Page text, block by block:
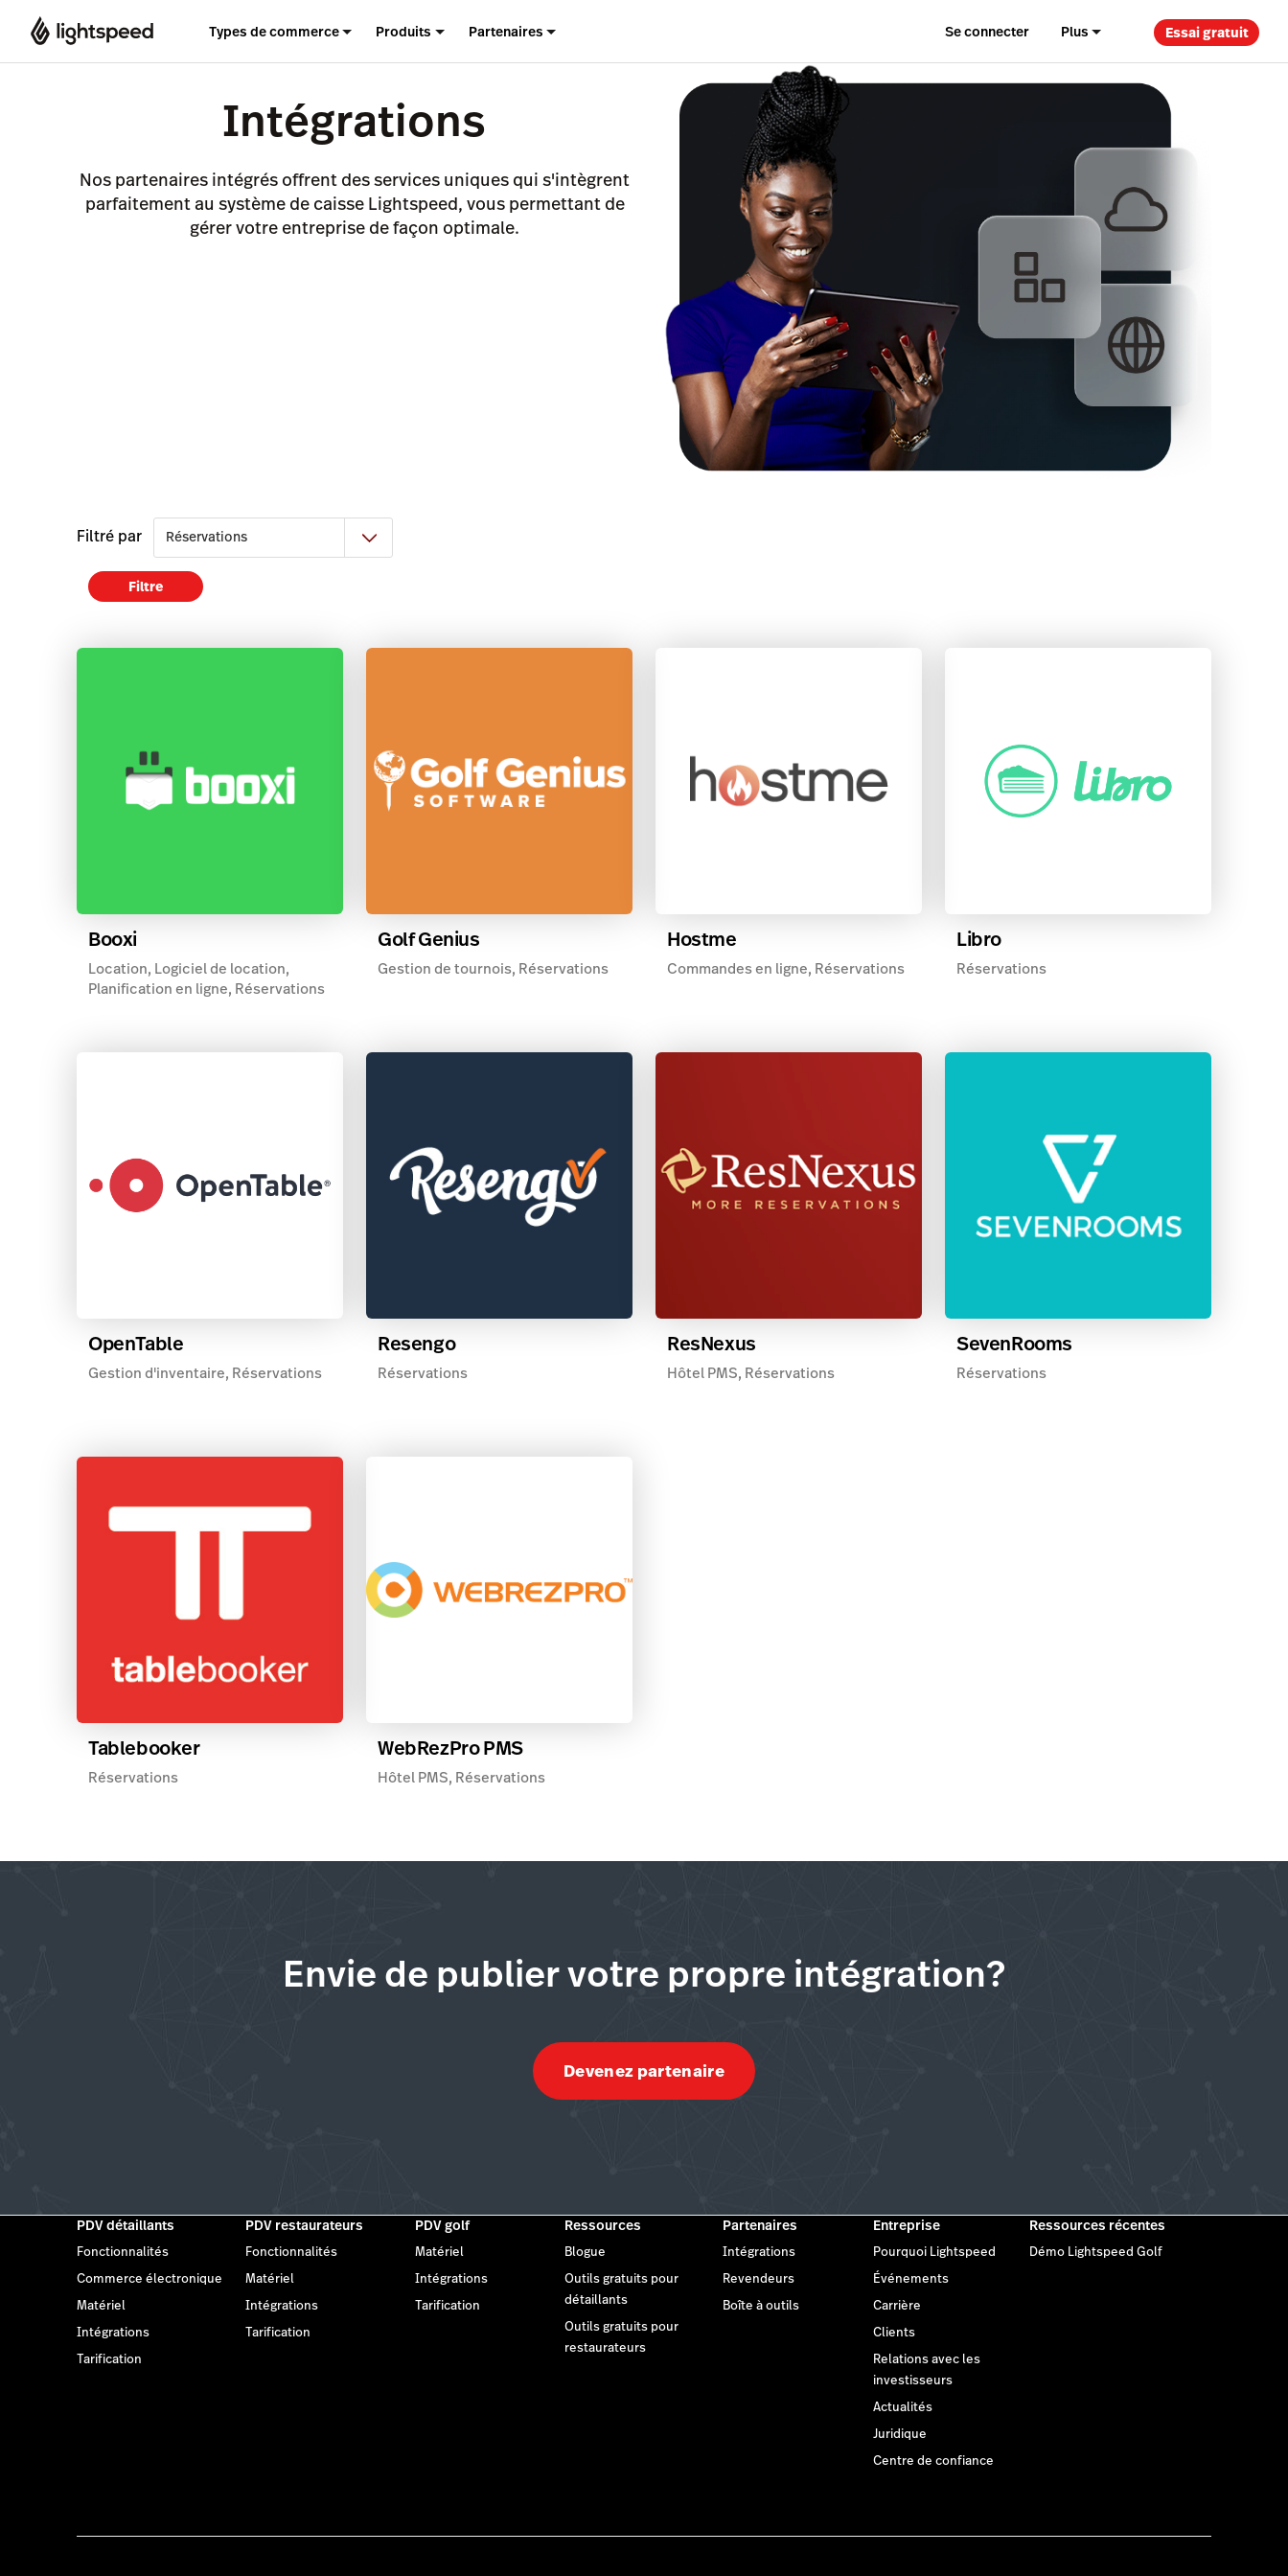
Types de commerce Produits Partenaires Se connecter Plus Essai gratuit
Intégrations
Nos partenaires intégrés offrent des services uniques qui s'intègrent
parfaitement au système de caisse Lightspeed, vous permettant de
gérer votre entreprise de façon optimale.
Filtré par
Filtre
Booxi
Location, Logiciel de location,
Planification en ligne, Réservations
Golf Genius
Gestion de tournois, Réservations
Hostme
Commandes en ligne, Réservations
Libro
Réservations
OpenTable
Gestion d'inventaire, Réservations
Resengo
Réservations
ResNexus
Hôtel PMS, Réservations
SevenRooms
Réservations
Tablebooker
Réservations
WebRezPro PMS
Hôtel PMS, Réservations
Envie de publier votre propre intégration?
Devenez partenaire
PDV détaillants
Fonctionnalités
Commerce électronique
Matériel
Intégrations
Tarification
PDV restaurateurs
Fonctionnalités
Matériel
Intégrations
Tarification
PDV golf
Matériel
Intégrations
Tarification
Ressources
Blogue
Outils gratuits pour
détaillants
Outils gratuits pour
restaurateurs
Partenaires
Intégrations
Revendeurs
Boîte à outils
Entreprise
Pourquoi Lightspeed
Événements
Carrière
Clients
Relations avec les
investisseurs
Actualités
Juridique
Centre de confiance
Ressources récentes
Démo Lightspeed Golf